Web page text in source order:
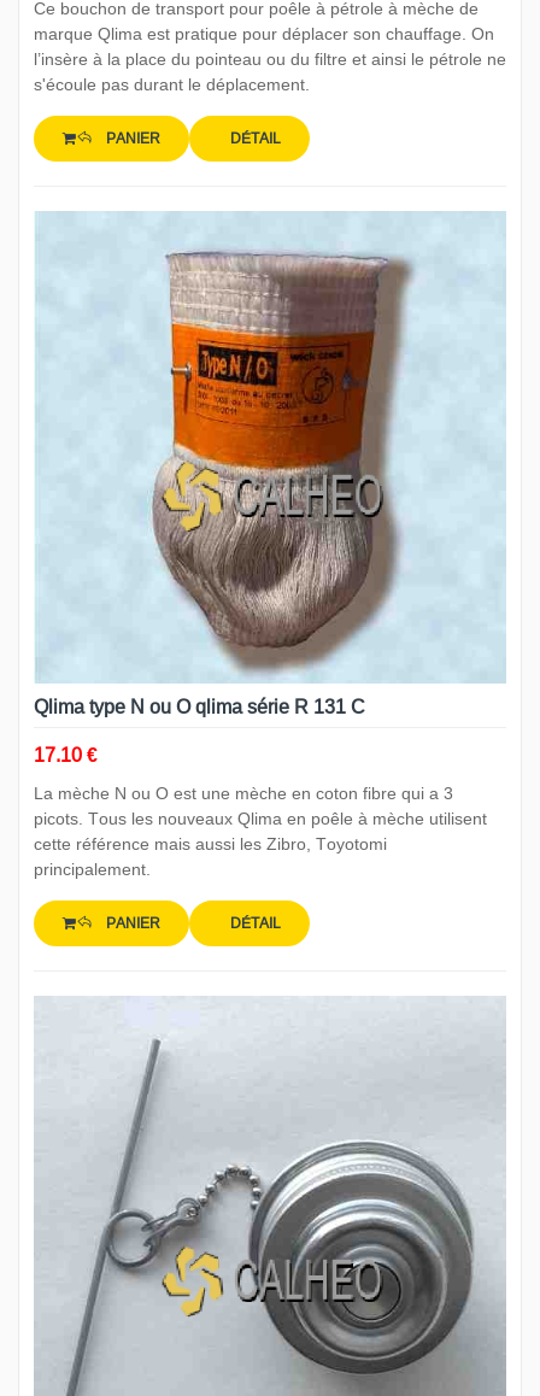
Ce bouchon de transport pour poêle à pétrole à mèche de
marque Qlima est pratique pour déplacer son chauffage. On
l’insère à la place du pointeau ou du filtre et ainsi le pétrole ne
s'écoule pas durant le déplacement.
PANIER DÉTAIL
Qlima type N ou O qlima série R 131 C
17.10 €
La mèche N ou O est une mèche en coton fibre qui a 3
picots. Tous les nouveaux Qlima en poêle à mèche utilisent
cette référence mais aussi les Zibro, Toyotomi
principalement.
PANIER DÉTAIL